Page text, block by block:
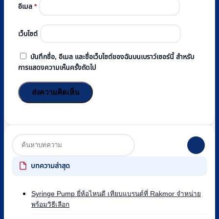
อีเมล *
เว็บไซต์
บันทึกชื่อ, อีเมล และชื่อเว็บไซต์ของฉันบนเบราว์เซอร์นี้ สำหรับ
การแสดงความเห็นครั้งถัดไป
บทความล่าสุด
Syringe Pump ยี่ห้อไหนดี เทียบแบรนด์ที่ Rakmor จำหน่าย
พร้อมวิธีเลือกไม่มี